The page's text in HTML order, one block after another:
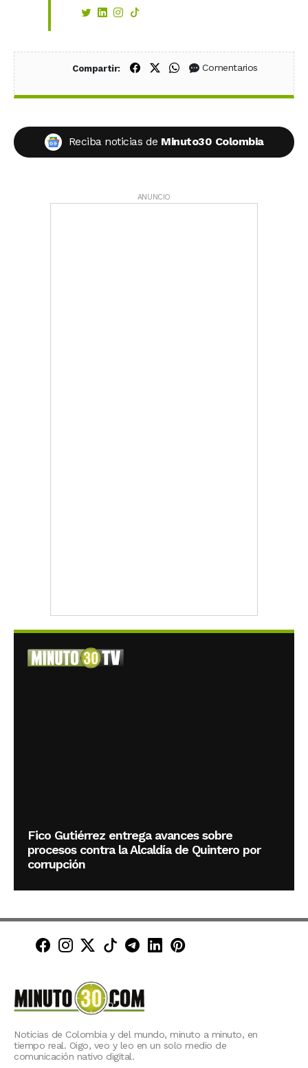
Compartir: Compartir en Facebook
Compartir en X (Twitter)
Compartir en WhatsApp
Comentarios
Reciba noticias de Minuto30 Colombia
ANUNCIO
Fico Gutiérrez entrega avances sobre
procesos contra la Alcaldía de Quintero por
corrupción
Minuto30 en Facebook
Minuto30 en Instagram
Minuto30 en X (Twitter)
Minuto30 en TikTok
Canal de Minuto30 en
Minuto30 en LinkedIn
Minuto30 en
Noticias de Colombia y del mundo, minuto a minuto, en
tiempo real. Oigo, veo y leo en un solo medio de
comunicación nativo digital.